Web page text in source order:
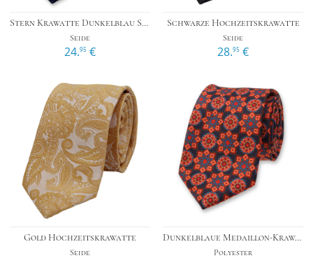
Stern Krawatte Dunkelblau Silber
Seide
24.95 €
Schwarze Hochzeitskrawatte
Seide
28.95 €
Gold Hochzeitskrawatte
Seide
Dunkelblaue Medaillon-Krawatte
Polyester